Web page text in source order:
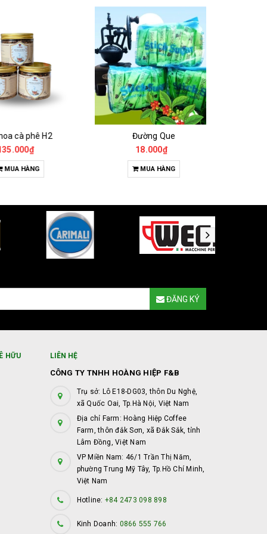
phê H2
HÀNG
Đường Que
18.000₫
MUA HÀNG
ĐĂNG KÝ
HỮU
LIÊN HỆ
CÔNG TY TNHH HOÀNG HIỆP F&B
Trụ sở: Lô E18-DG03, thôn Du Nghệ,
xã Quốc Oai, Tp.Hà Nội, Việt Nam
Địa chỉ Farm: Hoàng Hiệp Coffee
Farm, thôn đắk Sơn, xã Đắk Sắk, tỉnh
Lâm Đồng, Việt Nam
VP Miền Nam: 46/1 Trần Thị Năm,
phường Trung Mỹ Tây, Tp.Hồ Chí Minh,
Việt Nam
Hotline: +84 2473 098 898
Kinh Doanh: 0866 555 766